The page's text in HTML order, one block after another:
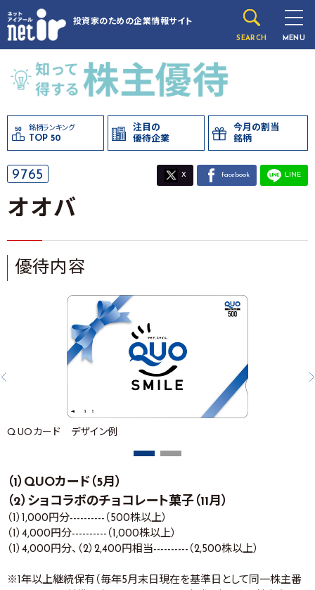
投資家のための企業情報サイト
SEARCH MENU
銘柄ランキング
TOP 50
注目の
優待企業
今月の割当
銘柄
9765 X facebook LINE
オオバ
優待内容
QUOカード デザイン例
（1）QUOカード（5月）
（2）ショコラボのチョコレート菓子（11月）
（1）1,000円分----------（500株以上）
（1）4,000円分----------（1,000株以上）
（1）4,000円分、（2）2,400円相当----------（2,500株以上）
※1年以上継続保有（毎年5月末日現在を基準日として同一株主番